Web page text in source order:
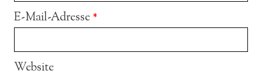
E-Mail-Adresse*
Website